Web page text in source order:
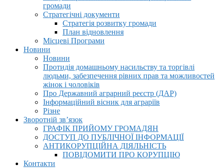
громади
Стратегічні документи
Стратегія розвитку громади
План відновлення
Місцеві Програми
Новини
Новини
Протидія домашньому насильству та торгівлі
людьми, забезпечення рівних прав та можливостей
жінок і чоловіків
Про Державний аграрний реєстр (ДАР)
Інформаційний вісник для аграріїв
Різне
Зворотній зв’язок
ГРАФІК ПРИЙОМУ ГРОМАДЯН
ДОСТУП ДО ПУБЛІЧНОЇ ІНФОРМАЦІЇ
АНТИКОРУПЦІЙНА ДІЯЛЬНІСТЬ
ПОВІДОМИТИ ПРО КОРУПЦІЮ
Контакти